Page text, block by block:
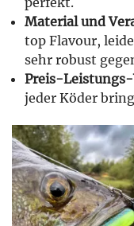
Material und
top Flavour,
sehr robust
Preis-
jeder Köder